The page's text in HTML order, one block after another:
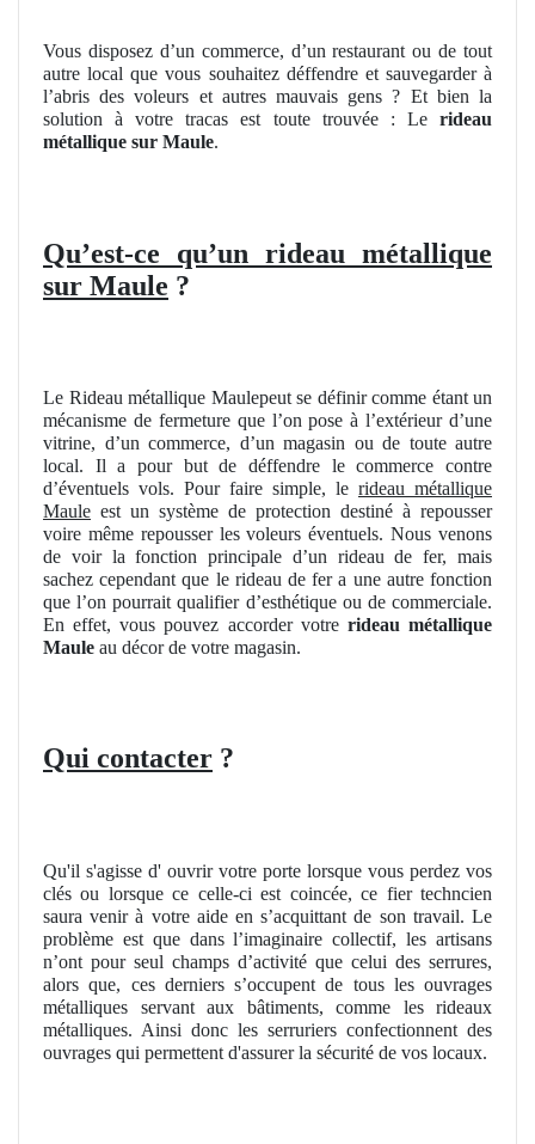
Vous disposez d’un commerce, d’un restaurant ou de tout
autre local que vous souhaitez déffendre et sauvegarder à
l’abris des voleurs et autres mauvais gens ? Et bien la
solution à votre tracas est toute trouvée : Le rideau
métallique sur Maule.
Qu’est-ce qu’un rideau métallique
sur Maule ?
Le Rideau métallique Maulepeut se définir comme étant un
mécanisme de fermeture que l’on pose à l’extérieur d’une
vitrine, d’un commerce, d’un magasin ou de toute autre
local. Il a pour but de déffendre le commerce contre
d’éventuels vols. Pour faire simple, le rideau métallique
Maule est un système de protection destiné à repousser
voire même repousser les voleurs éventuels. Nous venons
de voir la fonction principale d’un rideau de fer, mais
sachez cependant que le rideau de fer a une autre fonction
que l’on pourrait qualifier d’esthétique ou de commerciale.
En effet, vous pouvez accorder votre rideau métallique
Maule au décor de votre magasin.
Qui contacter ?
Qu'il s'agisse d' ouvrir votre porte lorsque vous perdez vos
clés ou lorsque ce celle-ci est coincée, ce fier techncien
saura venir à votre aide en s’acquittant de son travail. Le
problème est que dans l’imaginaire collectif, les artisans
n’ont pour seul champs d’activité que celui des serrures,
alors que, ces derniers s’occupent de tous les ouvrages
métalliques servant aux bâtiments, comme les rideaux
métalliques. Ainsi donc les serruriers confectionnent des
ouvrages qui permettent d'assurer la sécurité de vos locaux.